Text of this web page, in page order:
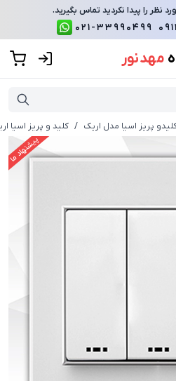
را پیدا نکردید تماس بگیرید.
021-33990499
مهد نور
پریز اسیا مدل اریک / کلید و پریز اسیا
پیشنهاد ما